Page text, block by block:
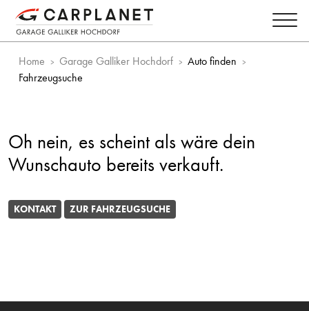
Home Garage Galliker Hochdorf
Auto finden
Fahrzeugsuche
Oh nein, es scheint als wäre dein
Wunschauto bereits verkauft.
KONTAKT ZUR FAHRZEUGSUCHE